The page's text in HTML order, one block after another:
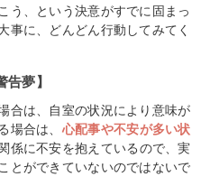
う、という決意がすでに固まっ
事に、どんどん行動してみてく
夢】
合は、自室の状況により意味が
場合は、 心配事や不安が多い状
係に不安を抱えているので、実
とができていないのではないで